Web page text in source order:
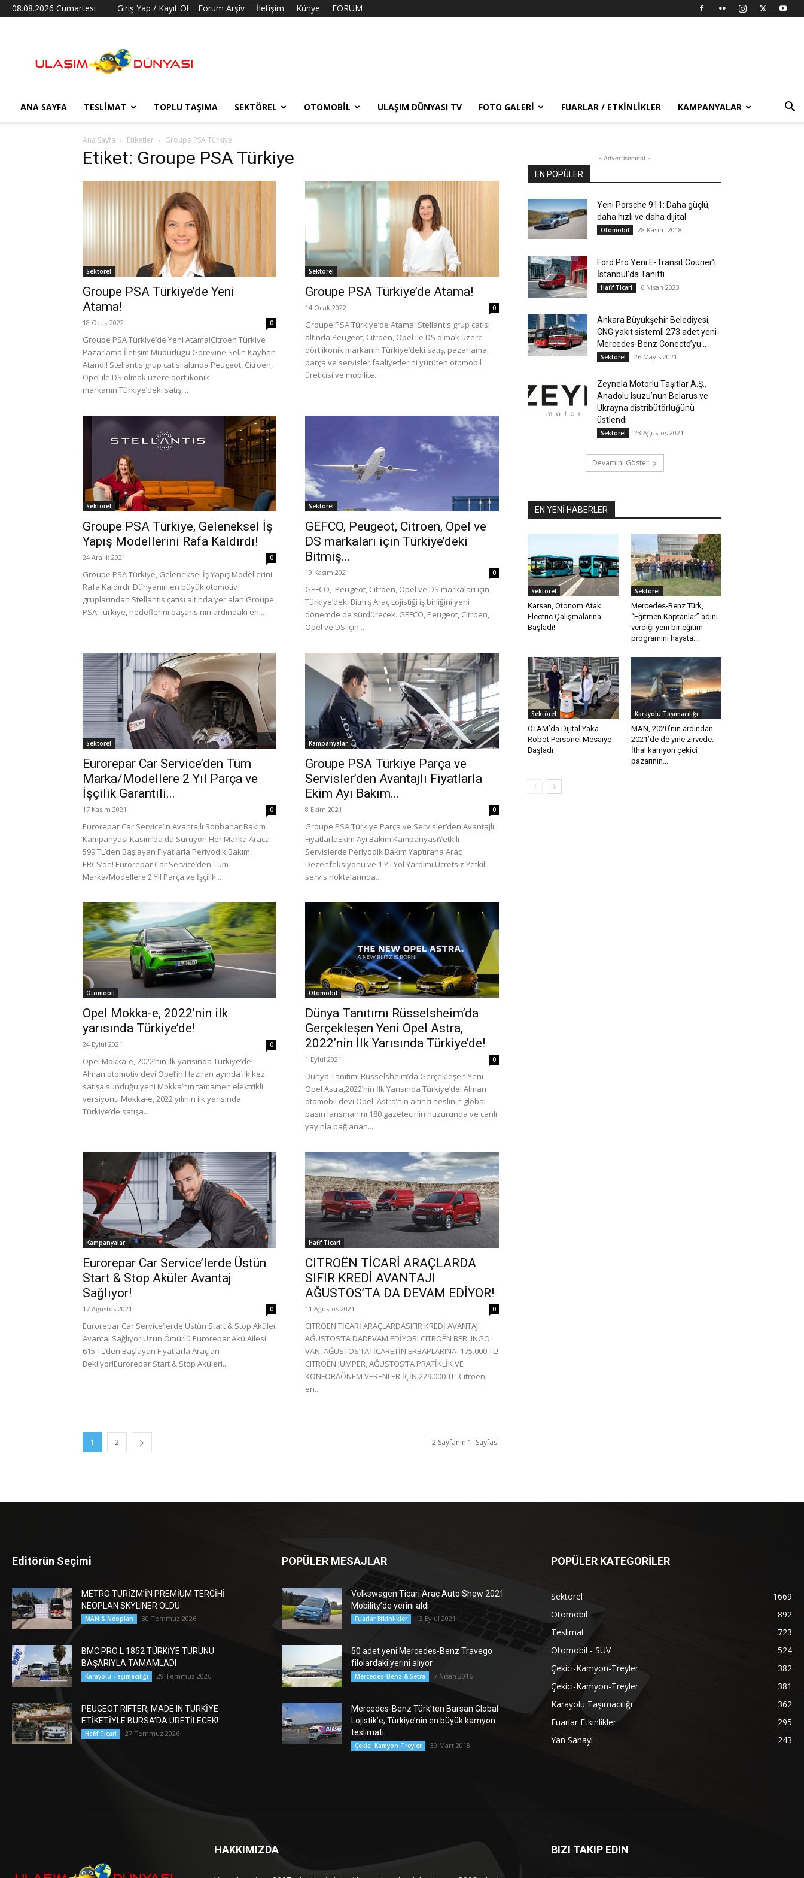
08.08.2026 Cumartesi Giriş Yap / Kayıt Ol Forum Arşiv İletişim Künye FORUM
Dünyası
ANA SAYFA TESLIMAT TOPLU TAŞIMA SEKTÖREL OTOMOBIL ULAŞIM DÜNYASI TV FOTO GALERI FUARLAR / ETKINLIKLER KAMPANYALAR
Ana Sayfa Etiketler Groupe PSA Türkiye
Etiket: Groupe PSA Türkiye
Sektörel
Groupe PSA Türkiye’de Yeni
Atama!
18 Ocak 2022 0
Groupe PSA Türkiye’de Yeni Atama!Citroën Türkiye
Pazarlama İletişim Müdürlüğü Görevine Selin Kayhan
Atandı! Stellantis grup çatısı altında Peugeot, Citroën,
Opel ile DS olmak üzere dört ikonik
markanın Türkiye’deki satış,...
Sektörel
Groupe PSA Türkiye’de Atama!
14 Ocak 2022 0
Groupe PSA Türkiye’de Atama! Stellantis grup çatısı
altında Peugeot, Citroën, Opel ile DS olmak üzere
dört ikonik markanın Türkiye’deki satış, pazarlama,
parça ve servisler faaliyetlerini yürüten otomobil
üreticisi ve mobilite...
Sektörel
Groupe PSA Türkiye, Geleneksel İş
Yapış Modellerini Rafa Kaldırdı!
24 Aralık 2021 0
Groupe PSA Türkiye, Geleneksel İş Yapış Modellerini
Rafa Kaldırdı! Dünyanın en büyük otomotiv
gruplarından Stellantis çatısı altında yer alan Groupe
PSA Türkiye, hedeflerini başarısının ardındaki en...
Sektörel
GEFCO, Peugeot, Citroen, Opel ve
DS markaları için Türkiye’deki
Bitmiş...
19 Kasım 2021 0
GEFCO, Peugeot, Citroen, Opel ve DS markaları için
Türkiye’deki Bitmiş Araç Lojistiği iş birliğini yeni
dönemde de sürdürecek. GEFCO, Peugeot, Citroen,
Opel ve DS için...
Sektörel
Eurorepar Car Service’den Tüm
Marka/Modellere 2 Yıl Parça ve
İşçilik Garantili...
17 Kasım 2021 0
Eurorepar Car Service’in Avantajlı Sonbahar Bakım
Kampanyası Kasım’da da Sürüyor! Her Marka Araca
599 TL’den Başlayan Fiyatlarla Periyodik Bakım
ERCS’de! Eurorepar Car Service’den Tüm
Marka/Modellere 2 Yıl Parça ve İşçilik...
Kampanyalar
Groupe PSA Türkiye Parça ve
Servisler’den Avantajlı Fiyatlarla
Ekim Ayı Bakım...
8 Ekim 2021 0
Groupe PSA Türkiye Parça ve Servisler’den Avantajlı
FiyatlarlaEkim Ayı Bakım KampanyasıYetkili
Servislerde Periyodik Bakım Yaptırana Araç
Dezenfeksiyonu ve 1 Yıl Yol Yardımı Ücretsiz Yetkili
servis noktalarında...
Otomobil
Opel Mokka-e, 2022’nin ilk
yarısında Türkiye’de!
24 Eylül 2021 0
Opel Mokka-e, 2022’nin ilk yarısında Türkiye’de!
Alman otomotiv devi Opel’in Haziran ayında ilk kez
satışa sunduğu yeni Mokka’nın tamamen elektrikli
versiyonu Mokka-e, 2022 yılının ilk yarısında
Türkiye’de satışa...
Otomobil
Dünya Tanıtımı Rüsselsheim’da
Gerçekleşen Yeni Opel Astra,
2022’nin İlk Yarısında Türkiye’de!
1 Eylül 2021 0
Dünya Tanıtımı Rüsselsheim’da Gerçekleşen Yeni
Opel Astra,2022’nin İlk Yarısında Türkiye’de! Alman
otomobil devi Opel, Astra’nın altıncı neslinin global
basın lansmanını 180 gazetecinin huzurunda ve canlı
yayınla bağlanan...
Kampanyalar
Eurorepar Car Service’lerde Üstün
Start & Stop Aküler Avantaj
Sağlıyor!
17 Ağustos 2021 0
Eurorepar Car Service’lerde Üstün Start & Stop Aküler
Avantaj Sağlıyor!Uzun Ömürlü Eurorepar Akü Ailesi
615 TL’den Başlayan Fiyatlarla Araçları
Bekliyor!Eurorepar Start & Stop Aküleri...
Hafif Ticari
CITROËN TİCARİ ARAÇLARDA
SIFIR KREDİ AVANTAJI
AĞUSTOS’TA DA DEVAM EDİYOR!
11 Ağustos 2021 0
CITROËN TİCARİ ARAÇLARDASIFIR KREDİ AVANTAJI
AĞUSTOS’TA DADEVAM EDİYOR! CITROËN BERLINGO
VAN, AĞUSTOS’TATİCARETİN ERBAPLARINA 175.000 TL!
CITROËN JUMPER, AĞUSTOS’TA PRATİKLİK VE
KONFORAÖNEM VERENLER İÇİN 229.000 TL! Citroën;
en...
1 2 2 Sayfanın 1. Sayfası
- Advertisement -
EN POPÜLER
Yeni Porsche 911: Daha güçlü,
daha hızlı ve daha dijital
Otomobil 28 Kasım 2018
Ford Pro Yeni E-Transit Courier’i
İstanbul’da Tanıttı
Hafif Ticari 6 Nisan 2023
Ankara Büyükşehir Belediyesi,
CNG yakıt sistemli 273 adet yeni
Mercedes-Benz Conecto’yu...
Sektörel 26 Mayıs 2021
Zeynela Motorlu Taşıtlar A.Ş.,
Anadolu Isuzu’nun Belarus ve
Ukrayna distribütörlüğünü
üstlendi
Sektörel 23 Ağustos 2021
Devamını Göster
EN YENİ HABERLER
Sektörel
Karsan, Otonom Atak
Electric Çalışmalarına
Başladı!
Sektörel
Mercedes-Benz Türk,
“Eğitmen Kaptanlar” adını
verdiği yeni bir eğitim
programını hayata...
Sektörel
OTAM’da Dijital Yaka
Robot Personel Mesaiye
Başladı
Karayolu Taşımacılığı
MAN, 2020’nin ardından
2021’de de yine zirvede:
İthal kamyon çekici
pazarının...
Editörün Seçimi
METRO TURİZM’İN PREMİUM TERCİHİ
NEOPLAN SKYLINER OLDU
MAN & Neoplan 30 Temmuz 2026
BMC PRO L 1852 TÜRKİYE TURUNU
BAŞARIYLA TAMAMLADI
Karayolu Taşımacılığı 29 Temmuz 2026
PEUGEOT RIFTER, MADE IN TÜRKİYE
ETİKETİYLE BURSA’DA ÜRETİLECEK!
Hafif Ticari 27 Temmuz 2026
POPÜLER MESAJLAR
Volkswagen Ticari Araç Auto Show 2021
Mobility’de yerini aldı
Fuarlar Etkinlikler 13 Eylül 2021
50 adet yeni Mercedes-Benz Travego
filolardaki yerini alıyor
Mercedes-Benz & Setra 7 Nisan 2016
Mercedes-Benz Türk’ten Barsan Global
Lojistik’e, Türkiye’nin en büyük kamyon
teslimatı
Çekici-Kamyon-Treyler 30 Mart 2018
POPÜLER KATEGORİLER
Sektörel
1669
Otomobil
892
Teslimat
723
Otomobil - SUV
524
Çekici-Kamyon-Treyler
382
Çekici-Kamyon-Treyler
381
Karayolu Taşımacılığı
362
Fuarlar Etkinlikler
295
Yan Sanayi
243
HAKKIMIZDA BIZI TAKIP EDIN